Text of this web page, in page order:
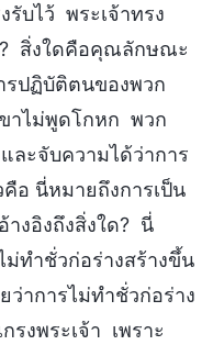
บไว้ พระเจ้าทรง
? สิ่งใดคือคุณลักษณะ
รปฏิบัติตนของพวก
าไม่พูดโกหก พวก
ละจับความได้ว่าการ
อ นี่หมายถึงการเป็น
งอิงถึงสิ่งใด? นี่
ทำชั่วก่อร่างสร้างขึ้น
ว่าการไม่ทำชั่วก่อร่าง
รงพระเจ้า เพราะ